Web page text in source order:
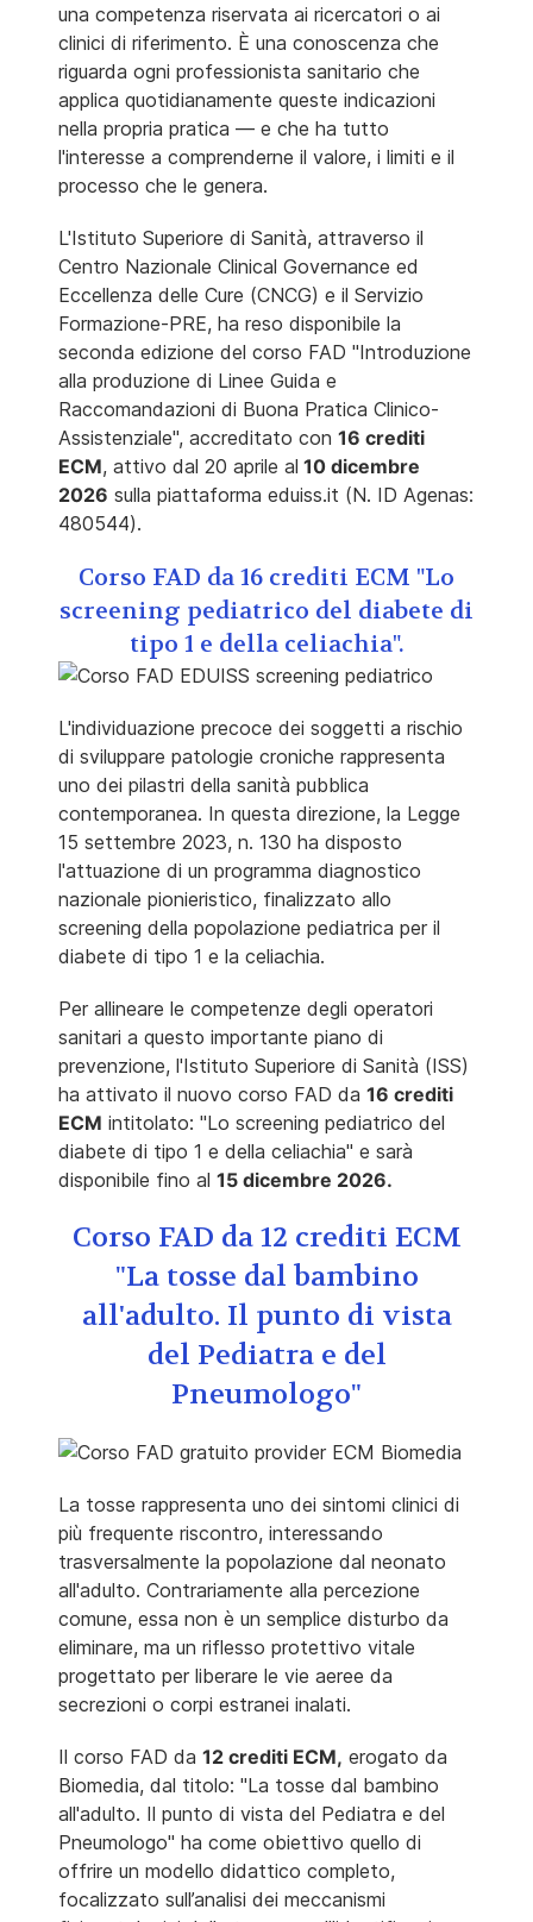
una competenza riservata ai ricercatori o ai
clinici di riferimento. È una conoscenza che
riguarda ogni professionista sanitario che
applica quotidianamente queste indicazioni
nella propria pratica — e che ha tutto
l'interesse a comprenderne il valore, i limiti e il
processo che le genera.
L'Istituto Superiore di Sanità, attraverso il
Centro Nazionale Clinical Governance ed
Eccellenza delle Cure (CNCG) e il Servizio
Formazione-PRE, ha reso disponibile la
seconda edizione del corso FAD "Introduzione
alla produzione di Linee Guida e
Raccomandazioni di Buona Pratica Clinico-
Assistenziale", accreditato con 16 crediti
ECM, attivo dal 20 aprile al 10 dicembre
2026 sulla piattaforma eduiss.it (N. ID Agenas:
480544).
Corso FAD da 16 crediti ECM "Lo
screening pediatrico del diabete di
tipo 1 e della celiachia".
L'individuazione precoce dei soggetti a rischio
di sviluppare patologie croniche rappresenta
uno dei pilastri della sanità pubblica
contemporanea. In questa direzione, la Legge
15 settembre 2023, n. 130 ha disposto
l'attuazione di un programma diagnostico
nazionale pionieristico, finalizzato allo
screening della popolazione pediatrica per il
diabete di tipo 1 e la celiachia.
Per allineare le competenze degli operatori
sanitari a questo importante piano di
prevenzione, l'Istituto Superiore di Sanità (ISS)
ha attivato il nuovo corso FAD da 16 crediti
ECM intitolato: "Lo screening pediatrico del
diabete di tipo 1 e della celiachia" e sarà
disponibile fino al 15 dicembre 2026.
Corso FAD da 12 crediti ECM
"La tosse dal bambino
all'adulto. Il punto di vista
del Pediatra e del
Pneumologo"
La tosse rappresenta uno dei sintomi clinici di
più frequente riscontro, interessando
trasversalmente la popolazione dal neonato
all'adulto. Contrariamente alla percezione
comune, essa non è un semplice disturbo da
eliminare, ma un riflesso protettivo vitale
progettato per liberare le vie aeree da
secrezioni o corpi estranei inalati.
Il corso FAD da 12 crediti ECM, erogato da
Biomedia, dal titolo: "La tosse dal bambino
all'adulto. Il punto di vista del Pediatra e del
Pneumologo" ha come obiettivo quello di
offrire un modello didattico completo,
focalizzato sull’analisi dei meccanismi